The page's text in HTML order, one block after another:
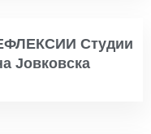
Студии
Јовковска